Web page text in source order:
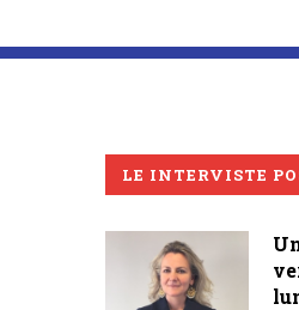
LE INTERVISTE